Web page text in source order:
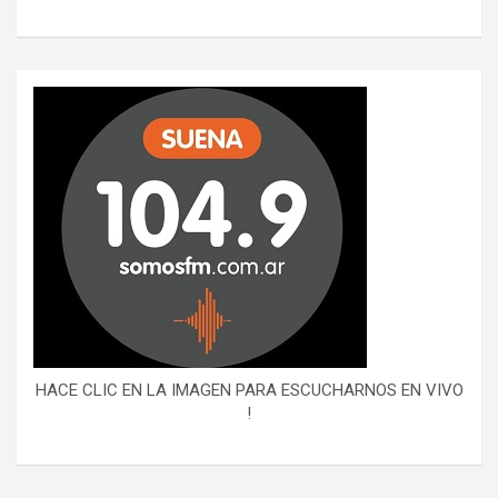
HACE CLIC EN LA IMAGEN PARA ESCUCHARNOS EN VIVO
!